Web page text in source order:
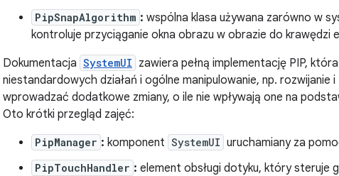
PipSnapAlgorithm : wspólna klasa używana zarówno w
kontroluje przyciąganie okna obrazu w obrazie do krawędzi
Dokumentacja SystemUI zawiera pełną implementację PIP,
niestandardowych działań i ogólne manipulowanie, np. rozwijanie
wprowadzać dodatkowe zmiany, o ile nie wpływają one na
Oto krótki przegląd zajęć:
PipManager : komponent SystemUI uruchamiany za
PipTouchHandler : element obsługi dotyku, który steruje